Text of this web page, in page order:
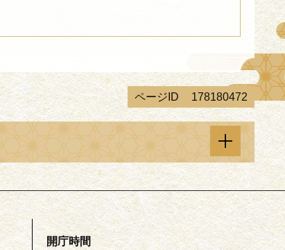
ページID 178180472
開庁時間